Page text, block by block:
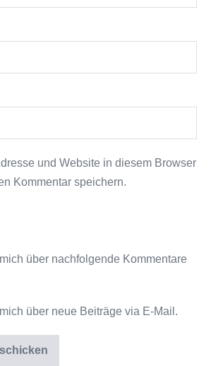
und Website in diesem Browser
Kommentar speichern.
über nachfolgende Kommentare
über neue Beiträge via E-Mail.